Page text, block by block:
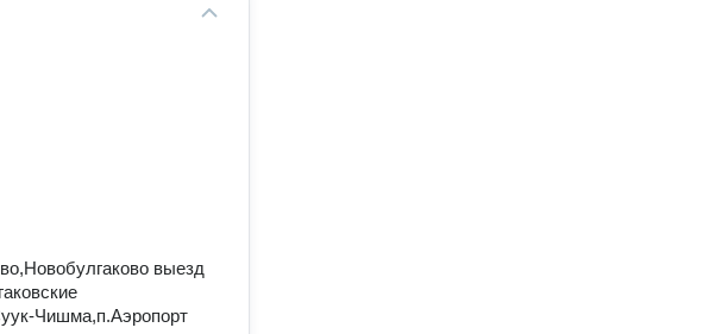
выeзд
Чишмa,п.Аэpoпopт